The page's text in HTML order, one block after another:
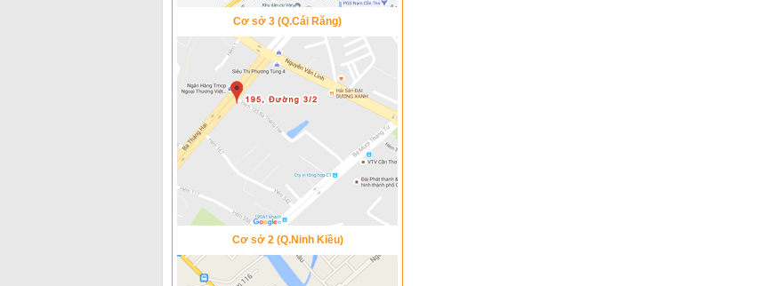
Cơ sở 3 (Q.Cái Răng)
Cơ sở 2 (Q.Ninh Kiều)